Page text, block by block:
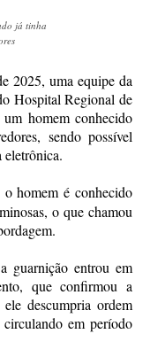
já tinha
2025, uma equipe da
Hospital Regional de
homem conhecido
sendo possível
eletrônica.
o homem é conhecido
o que chamou
guarnição entrou em
que confirmou a
descumpria ordem
em período